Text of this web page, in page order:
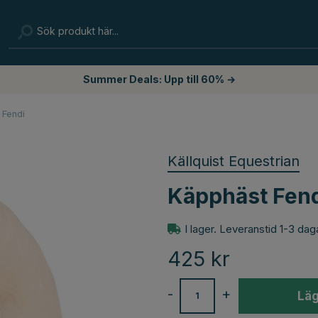
Summer Deals: Upp till 60% →
Källquist Equestrian
Käpphäst
I lager. Leveranstid 1-3
425 kr
+
-